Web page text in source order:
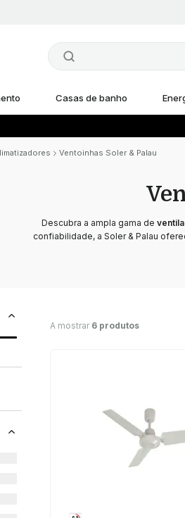
Casas de banho
Ventoinhas Soler & Palau
Descubra a ampla gama de
confiabilidade, a Soler & Palau
A mostrar 6 produtos